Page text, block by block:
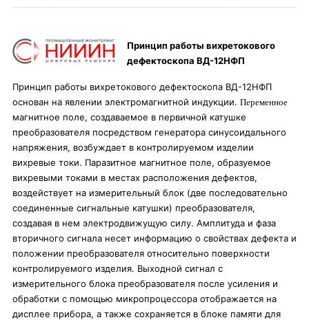
Принцип работы вихретокового
дефектоскопа ВД-12НФП
Принцип работы вихретокового дефектоскопа ВД-12НФП
основан на явлении электромагнитной индукции. Переменное
магнитное поле, создаваемое в первичной катушке
преобразователя посредством генератора синусоидального
напряжения, возбуждает в контролируемом изделии
вихревые токи. Паразитное магнитное поле, образуемое
вихревыми токами в местах расположения дефектов,
воздействует на измерительный блок (две последовательно
соединенные сигнальные катушки) преобразователя,
создавая в нем электродвижущую силу. Амплитуда и фаза
вторичного сигнала несет информацию о свойствах дефекта и
положении преобразователя относительно поверхности
контролируемого изделия. Выходной сигнал с
измерительного блока преобразователя после усиления и
обработки с помощью микропроцессора отображается на
дисплее прибора, а также сохраняется в блоке памяти для